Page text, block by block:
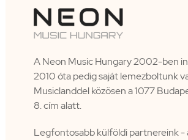
A Neon Music Hungary 2002-ben
2010 óta pedig saját lemezboltunk
Musiclanddel közösen a 1077
8. cím alatt.
Legfontosabb külföldi partnereink -